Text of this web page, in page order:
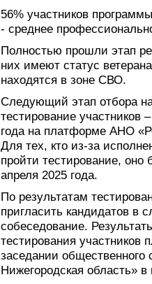
56% участников
- среднее
Полностью прошли этап
них имеют статус
находятся в зоне СВО.
Следующий этап отбора
тестирование участников
года на платформе АНО
Для тех, кто из-за
пройти тестирование, оно
апреля 2025 года.
По результатам
пригласить кандидатов в
собеседование.
тестирования участников
заседании общественного
Нижегородская область»